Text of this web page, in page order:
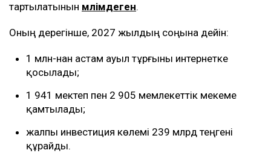
тартылатынын мәлімдеген.
Оның дерегінше, 2027 жылдың соңына дейін:
1 млн-нан астам ауыл тұрғыны интернетке
қосылады;
1 941 мектеп пен 2 905 мемлекеттік мекеме
қамтылады;
жалпы инвестиция көлемі 239 млрд теңгені
құрайды.